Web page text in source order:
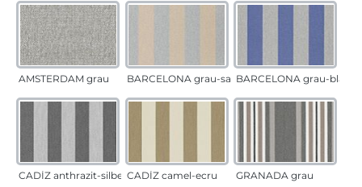
AMSTERDAM grau BARCELONA grau-sandBARCELONA grau-blau
CADÍZ anthrazit-silber CADÍZ camel-ecru GRANADA grau